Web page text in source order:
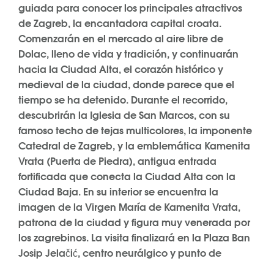
guiada para conocer los principales atractivos
de Zagreb, la encantadora capital croata.
Comenzarán en el mercado al aire libre de
Dolac, lleno de vida y tradición, y continuarán
hacia la Ciudad Alta, el corazón histórico y
medieval de la ciudad, donde parece que el
tiempo se ha detenido. Durante el recorrido,
descubrirán la Iglesia de San Marcos, con su
famoso techo de tejas multicolores, la imponente
Catedral de Zagreb, y la emblemática Kamenita
Vrata (Puerta de Piedra), antigua entrada
fortificada que conecta la Ciudad Alta con la
Ciudad Baja. En su interior se encuentra la
imagen de la Virgen María de Kamenita Vrata,
patrona de la ciudad y figura muy venerada por
los zagrebinos. La visita finalizará en la Plaza Ban
Josip Jelačić, centro neurálgico y punto de